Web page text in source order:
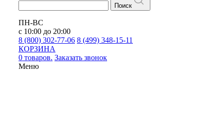
Поиск
ПН-ВС
с 10:00 до 20:00
8 (800) 302-77-06 8 (499) 348-15-11
КОРЗИНА
0 товаров. Заказать звонок
Меню